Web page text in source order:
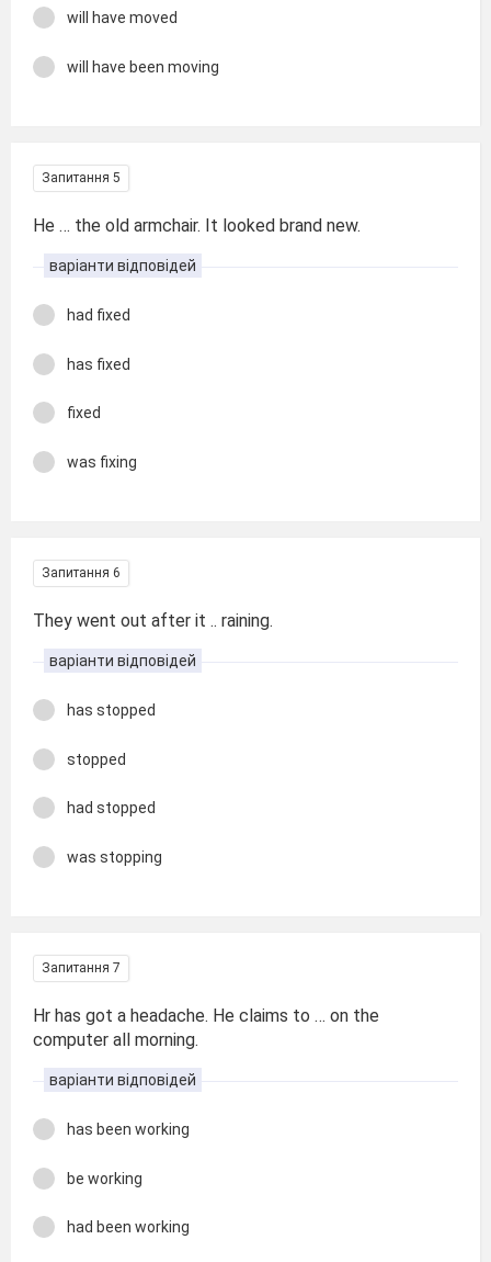
will have moved
will have been moving
Запитання 5
He … the old armchair. It looked brand new.
варіанти відповідей
had fixed
has fixed
fixed
was fixing
Запитання 6
They went out after it .. raining.
варіанти відповідей
has stopped
stopped
had stopped
was stopping
Запитання 7
Hr has got a headache. He claims to … on the
computer all morning.
варіанти відповідей
has been working
be working
had been working